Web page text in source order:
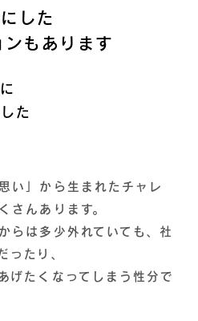
した
もあります
た
い」から生まれたチャレ
さんあります。
らは多少外れていても、社
ったり、
げたくなってしまう性分で